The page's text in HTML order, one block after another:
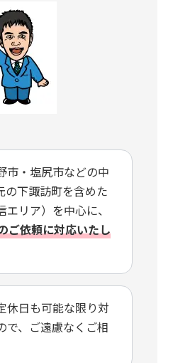
市・塩尻市などの中
の下諏訪町を含めた
リア）を中心に、
ご依頼に対応いたし
休日も可能な限り対
で、ご遠慮なくご相